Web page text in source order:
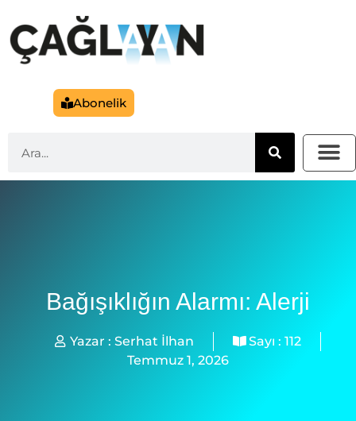
Abonelik
Bağışıklığın Alarmı: Alerji
Yazar : Serhat İlhan Sayı : 112
Temmuz 1, 2026